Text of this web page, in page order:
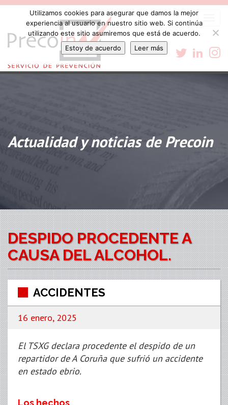
Actualidad y noticias de Precoin
DESPIDO PROCEDENTE A
CAUSA DEL ALCOHOL.
ACCIDENTES
16 enero, 2025
El TSXG declara procedente el despido de un
repartidor de A Coruña que sufrió un accidente
en estado ebrio.
Los hechos
Utilizamos cookies para asegurar que damos la mejor
experiencia al usuario en nuestro sitio web. Si continúa
utilizando este sitio asumiremos que está de acuerdo.
Estoy de acuerdo
Leer más